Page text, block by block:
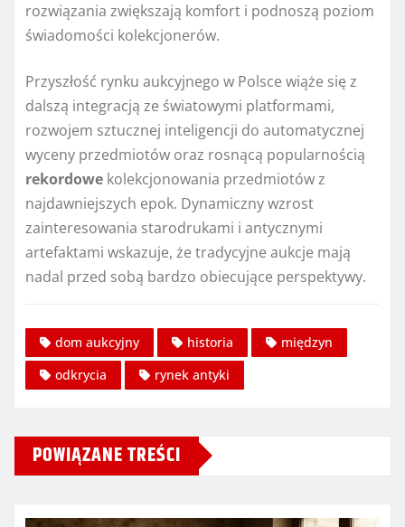
rozwiązania zwiększają komfort i podnoszą poziom
świadomości kolekcjonerów.
Przyszłość rynku aukcyjnego w Polsce wiąże się z
dalszą integracją ze światowymi platformami,
rozwojem sztucznej inteligencji do automatycznej
wyceny przedmiotów oraz rosnącą popularnością
rekordowe kolekcjonowania przedmiotów z
najdawniejszych epok. Dynamiczny wzrost
zainteresowania starodrukami i antycznymi
artefaktami wskazuje, że tradycyjne aukcje mają
nadal przed sobą bardzo obiecujące perspektywy.
dom aukcyjny historia
międzyn
odkrycia
rynek antyki
POWIĄZANE TREŚCI